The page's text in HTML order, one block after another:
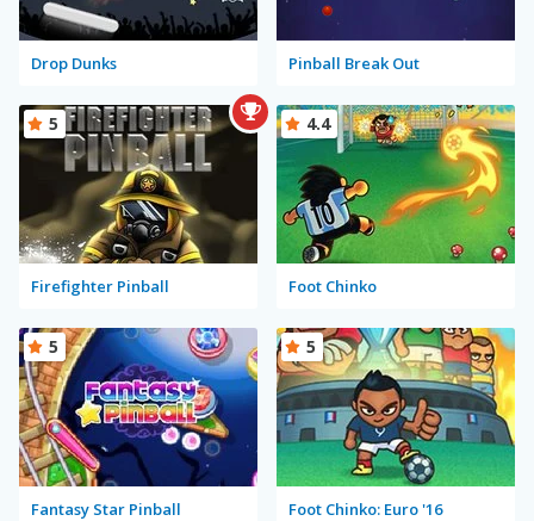
Drop Dunks Pinball Break Out
Firefighter Pinball
5
Foot Chinko
4.4
Fantasy Star Pinball
5
Foot Chinko: Euro '16
5